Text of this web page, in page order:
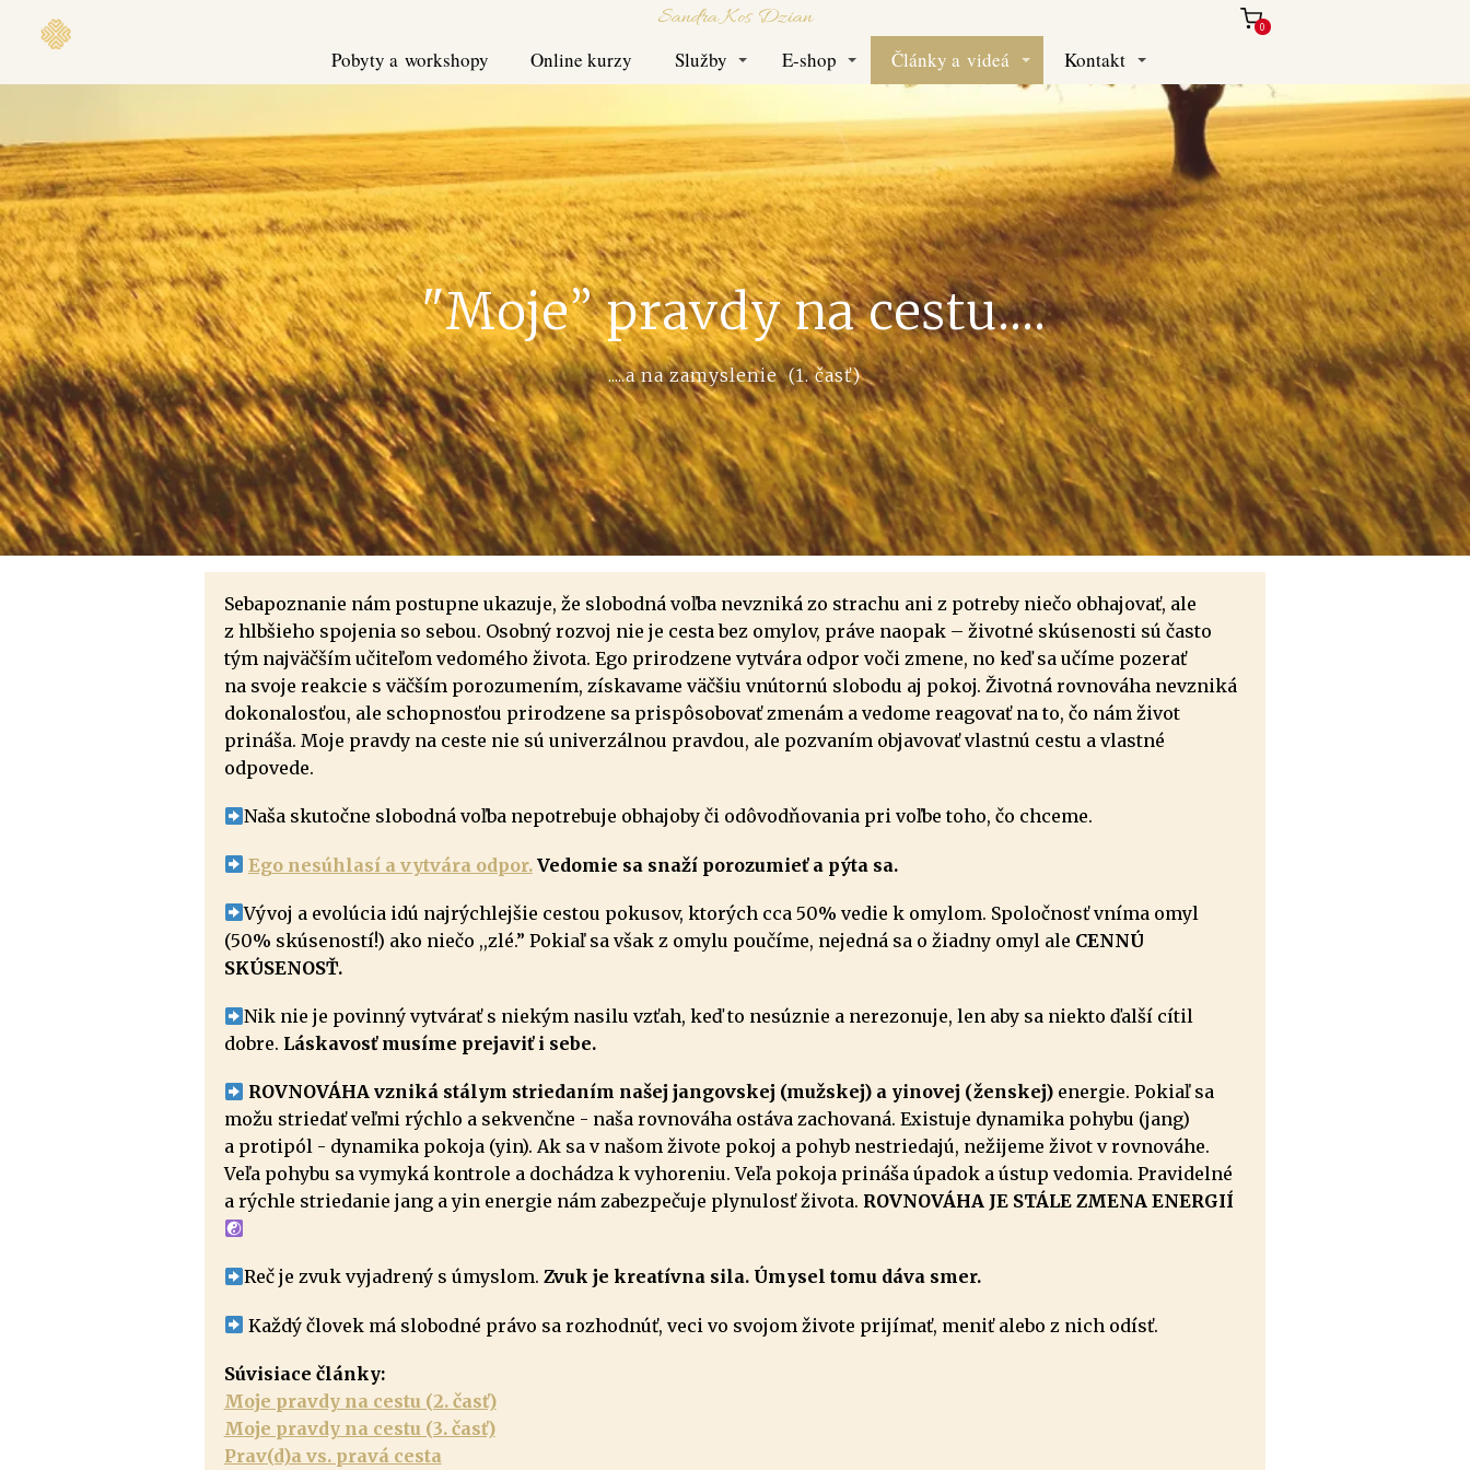
Sandra Kos Dzian 0
Pobyty a workshopy Online kurzy Služby E-shop Články a videá Kontakt
"Moje” pravdy na cestu....
.....a na zamyslenie (1. časť)
Sebapoznanie nám postupne ukazuje, že slobodná voľba nevzniká zo strachu ani z potreby niečo obhajovať, ale
z hlbšieho spojenia so sebou. Osobný rozvoj nie je cesta bez omylov, práve naopak – životné skúsenosti sú často
tým najväčším učiteľom vedomého života. Ego prirodzene vytvára odpor voči zmene, no keď sa učíme pozerať
na svoje reakcie s väčším porozumením, získavame väčšiu vnútornú slobodu aj pokoj. Životná rovnováha nevzniká
dokonalosťou, ale schopnosťou prirodzene sa prispôsobovať zmenám a vedome reagovať na to, čo nám život
prináša. Moje pravdy na ceste nie sú univerzálnou pravdou, ale pozvaním objavovať vlastnú cestu a vlastné
odpovede.
Naša skutočne slobodná voľba nepotrebuje obhajoby či odôvodňovania pri voľbe toho, čo chceme.
Ego nesúhlasí a vytvára odpor.Vedomie sa snaží porozumieť a pýta sa.
Vývoj a evolúcia idú najrýchlejšie cestou pokusov, ktorých cca 50% vedie k omylom. Spoločnosť vníma omyl
(50% skúseností!) ako niečo ,,zlé.” Pokiaľ sa však z omylu poučíme, nejedná sa o žiadny omyl ale CENNÚ
SKÚSENOSŤ.
Nik nie je povinný vytvárať s niekým nasilu vzťah, keď to nesúznie a nerezonuje, len aby sa niekto ďalší cítil
dobre. Láskavosť musíme prejaviť i sebe.
ROVNOVÁHA vzniká stálym striedaním našej jangovskej (mužskej) a yinovej (ženskej)energie. Pokiaľ sa
možu striedať veľmi rýchlo a sekvenčne - naša rovnováha ostáva zachovaná. Existuje dynamika pohybu (jang)
a protipól - dynamika pokoja (yin). Ak sa v našom živote pokoj a pohyb nestriedajú, nežijeme život v rovnováhe.
Veľa pohybu sa vymyká kontrole a dochádza k vyhoreniu. Veľa pokoja prináša úpadok a ústup vedomia. Pravidelné
a rýchle striedanie jang a yin energie nám zabezpečuje plynulosť života. ROVNOVÁHA JE STÁLE ZMENA ENERGIÍ
Reč je zvuk vyjadrený s úmyslom. Zvuk je kreatívna sila. Úmysel tomu dáva smer.
Každý človek má slobodné právo sa rozhodnúť, veci vo svojom živote prijímať, meniť alebo z nich odísť.
Súvisiace články:
Moje pravdy na cestu (2. časť)
Moje pravdy na cestu (3. časť)
Prav(d)a vs. pravá cesta